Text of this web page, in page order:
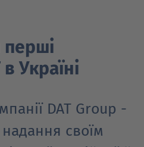
Україні
DAT Group -
своїм